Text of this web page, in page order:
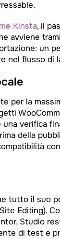
Kinsta, il
avviene
un
nel flusso di
per la
verifica
della
tutto il suo
Editing).
Studio
di test e